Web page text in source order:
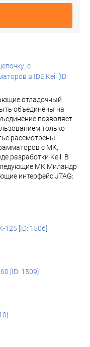
с
в IDE Keil [ID:
отладочный
объединены на
позволяет
только
рассмотрены
с МК,
разработки Keil. В
МК Миландр
интерфейс JTAG:
125 [ID: 1506]
[ID: 1509]